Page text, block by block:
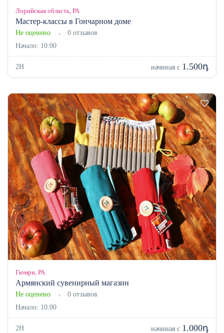
Лорийская область, РА
Мастер-классы в Гончарном доме
Не оценено
0 отзывов
Начало: 10:00
2H начиная с 1.500դ
Гюмри, РА
Армянский сувенирный магазин
Не оценено
0 отзывов
Начало: 10:00
2H начиная с 1.000դ